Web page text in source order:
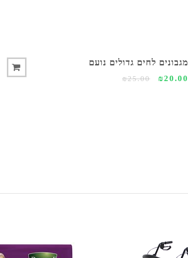
מגבונים לחים גדולים נועם
₪20.00
₪25.00